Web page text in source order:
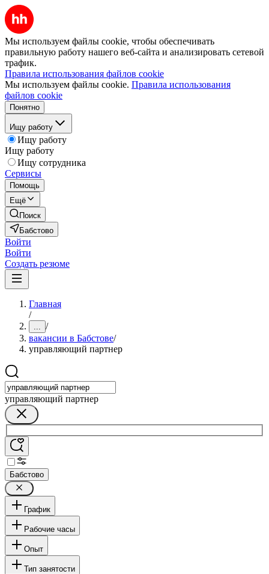
Мы используем файлы cookie, чтобы обеспечивать
правильную работу нашего веб-сайта и анализировать сетевой
трафик.
Правила использования файлов cookie
Мы используем файлы cookie. Правила использования
файлов cookie
Понятно
Ищу работу
Ищу работу
Ищу работу
Ищу сотрудника
Сервисы
Помощь
Ещё
Поиск
Бабстово
Войти
Войти
Создать резюме
Главная
/
... /
вакансии в Бабстове/
управляющий партнер
управляющий партнер
Бабстово
График
Рабочие часы
Опыт
Тип занятости